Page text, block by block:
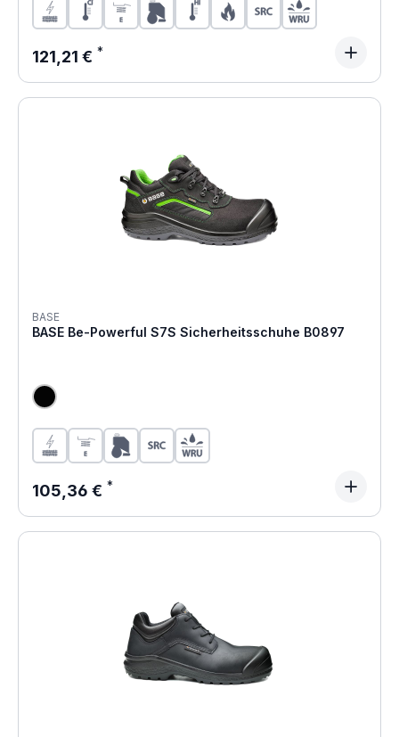
Regulärer Preis:
121,21 €
BASE
BASE Be-Powerful S7S Sicherheitsschuhe B0897
Regulärer Preis:
105,36 €